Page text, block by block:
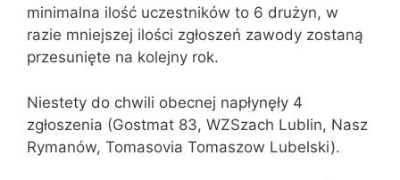
minimalna ilość uczestników to 6 drużyn, w
razie mniejszej ilości zgłoszeń zawody zostaną
przesunięte na kolejny rok.
Niestety do chwili obecnej napłynęły 4
zgłoszenia (Gostmat 83, WZSzach Lublin, Nasz
Rymanów, Tomasovia Tomaszow Lubelski).